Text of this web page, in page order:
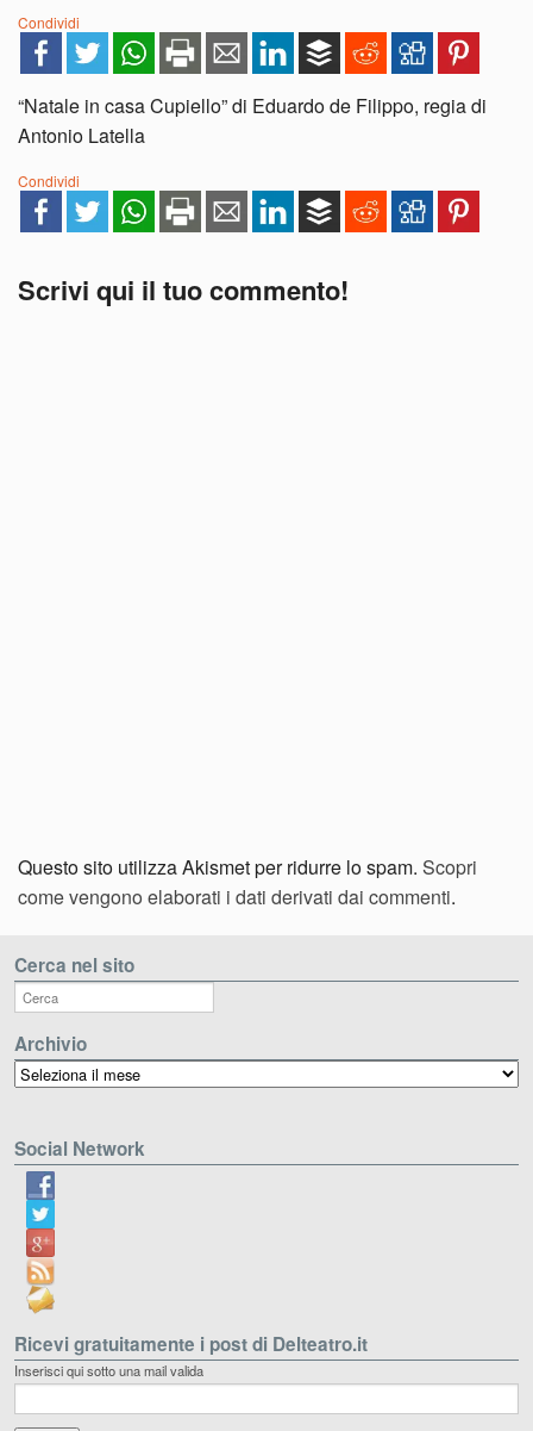
Condividi
“Natale in casa Cupiello” di Eduardo de Filippo, regia di
Antonio Latella
Condividi
Scrivi qui il tuo commento!
Questo sito utilizza Akismet per ridurre lo spam. Scopri
come vengono elaborati i dati derivati dai commenti.
Cerca nel sito
Archivio
Archivio
Social Network
Ricevi gratuitamente i post di Delteatro.it
Inserisci qui sotto una mail valida